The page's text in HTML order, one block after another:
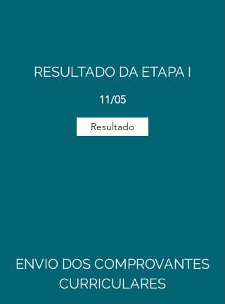
RESULTADO DA ETAPA I
11/05
Resultado
ENVIO DOS COMPROVANTES
CURRICULARES